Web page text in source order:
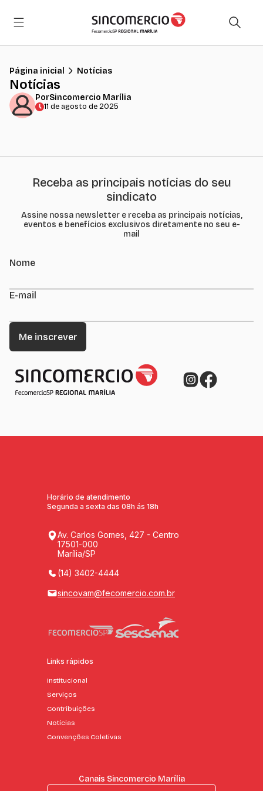
Página inicial Notícias
Notícias
PorSincomercio Marília
11 de agosto de 2025
Receba as principais notícias do seu
sindicato
Assine nossa newsletter e receba as principais notícias,
eventos e benefícios exclusivos diretamente no seu e-
mail
Nome
E-mail
Horário de atendimento
Segunda a sexta das 08h ás 18h
Av. Carlos Gomes, 427 - Centro
17501-000
Marília/SP
(14) 3402-4444
sincovam@fecomercio.com.br
Links rápidos
Institucional
Serviços
Contribuições
Notícias
Convenções Coletivas
Canais Sincomercio Marília